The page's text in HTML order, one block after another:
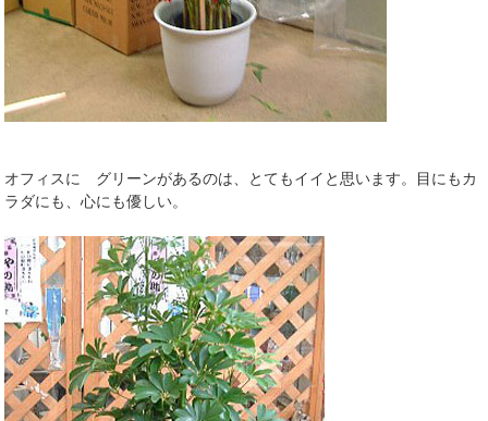
オフィスに グリーンがあるのは、とてもイイと思います。目にもカ
ラダにも、心にも優しい。